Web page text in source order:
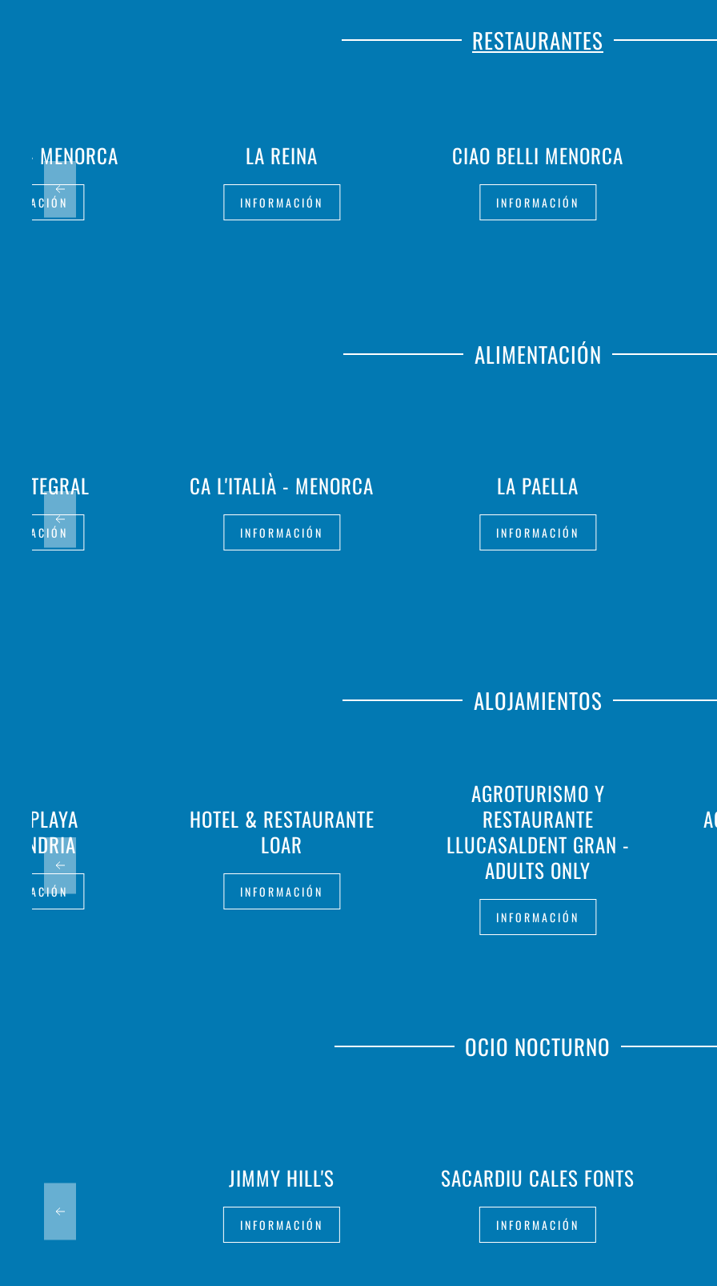
RESTAURANTES
LA REINA
INFORMACIÓN
CIAO BELLI MENORCA
INFORMACIÓN
- MENORCA
ALIMENTACIÓN
CA L'ITALIÀ - MENORCA
INFORMACIÓN
LA PAELLA
INFORMACIÓN
INTEGRAL
ALOJAMIENTOS
HOTEL & RESTAURANTE
LOAR
INFORMACIÓN
AGROTURISMO Y
RESTAURANTE
LLUCASALDENT GRAN -
ADULTS ONLY
INFORMACIÓN
PLAYA
OCIO NOCTURNO
JIMMY HILL'S
INFORMACIÓN
SACARDIU CALES FONTS
INFORMACIÓN